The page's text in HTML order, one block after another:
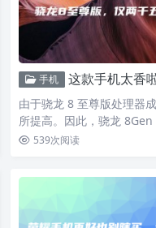
手机 这款手机太香啦！
由于骁龙 8 至尊版处理器
所提高。因此，骁龙
多…539次阅读